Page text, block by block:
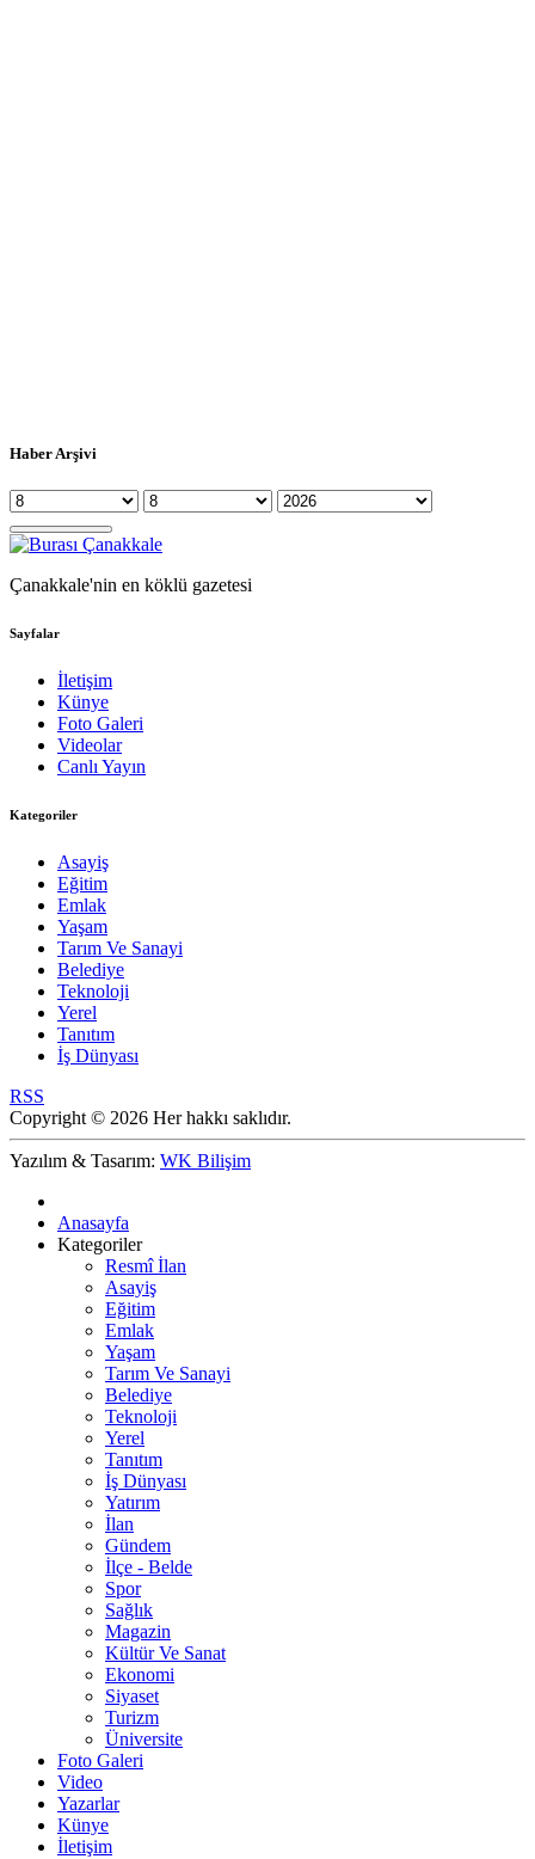
Haber Arşivi
Çanakkale'nin en köklü gazetesi
Sayfalar
İletişim
Künye
Foto Galeri
Videolar
Canlı Yayın
Kategoriler
Asayiş
Eğitim
Emlak
Yaşam
Tarım Ve Sanayi
Belediye
Teknoloji
Yerel
Tanıtım
İş Dünyası
RSS
Copyright © 2026 Her hakkı saklıdır.
Yazılım & Tasarım: WK Bilişim
Anasayfa
Kategoriler
Resmî İlan
Asayiş
Eğitim
Emlak
Yaşam
Tarım Ve Sanayi
Belediye
Teknoloji
Yerel
Tanıtım
İş Dünyası
Yatırım
İlan
Gündem
İlçe - Belde
Spor
Sağlık
Magazin
Kültür Ve Sanat
Ekonomi
Siyaset
Turizm
Üniversite
Foto Galeri
Video
Yazarlar
Künye
İletişim